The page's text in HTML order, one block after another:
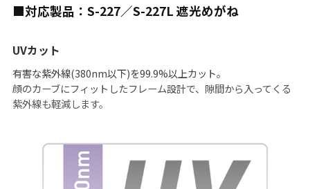
■対応製品：S-227／S-227L 遮光めがね
UVカット
有害な紫外線(380nm以下)を99.9%以上カット。
顔のカーブにフィットしたフレーム設計で、隙間から入ってくる
紫外線も軽減します。